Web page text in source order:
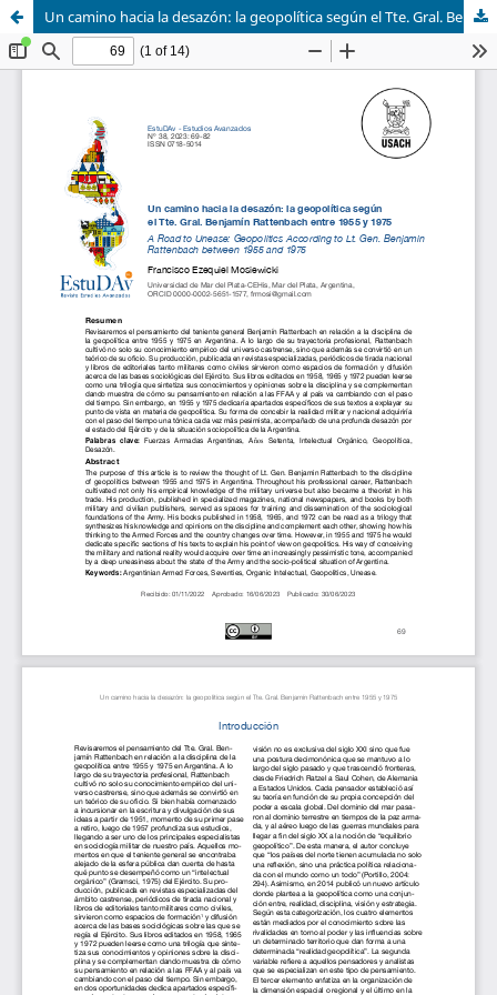
Un camino hacia la desazón: la geopolítica según el Tte. Gral. Benjamín Rattenbach entre 1955 y 1975